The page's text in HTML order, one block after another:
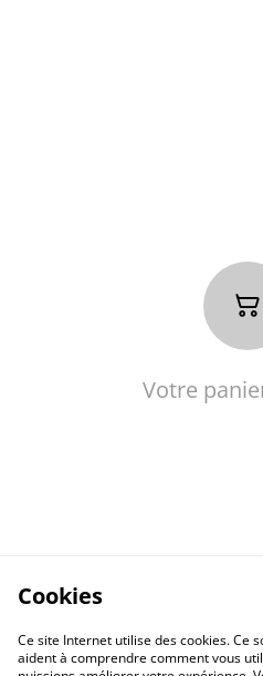
Votre
Cookies
Ce site Internet utilise des cookies. Ce
aident à comprendre comment vous